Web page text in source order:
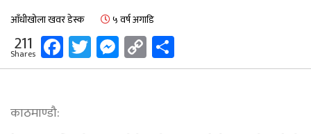
आँधीखोला खवर डेस्क ५ वर्ष अगाडि
211
Shares Facebook
Twitter
Messenger
Copy
Link
काठमाण्डौ: